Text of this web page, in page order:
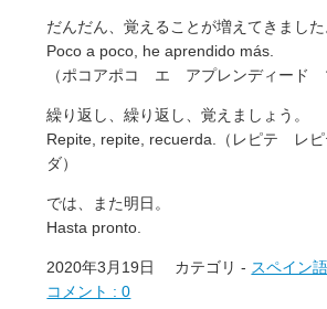
だんだん、覚えることが増えてきました
Poco a poco, he aprendido más.
（ポコアポコ エ アプレンディード
繰り返し、繰り返し、覚えましょう。
Repite, repite, recuerda.（レピテ レ
ダ）
では、また明日。
Hasta pronto.
2020年3月19日 カテゴリ - スペイン
コメント : 0